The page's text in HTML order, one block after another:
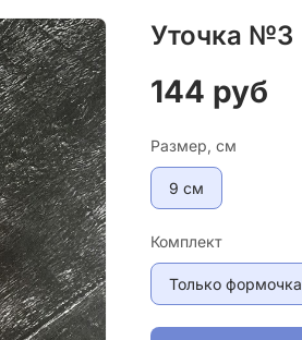
Уточка №3
144 руб
Размер, см
9 см
Комплект
Только формочка